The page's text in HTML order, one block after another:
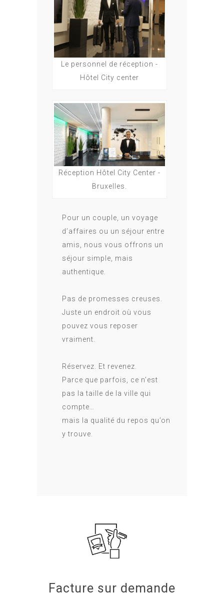
Le personnel de réception -
Hôtel City center
Réception Hôtel City Center -
Bruxelles.
Pour un couple, un voyage
d’affaires ou un séjour entre
amis, nous vous offrons un
séjour simple, mais
authentique.
Pas de promesses creuses.
Juste un endroit où vous
pouvez vous reposer
vraiment.
Réservez. Et revenez.
Parce que parfois, ce n’est
pas la taille de la ville qui
compte…
mais la qualité du repos qu’on
y trouve.
Facture sur demande